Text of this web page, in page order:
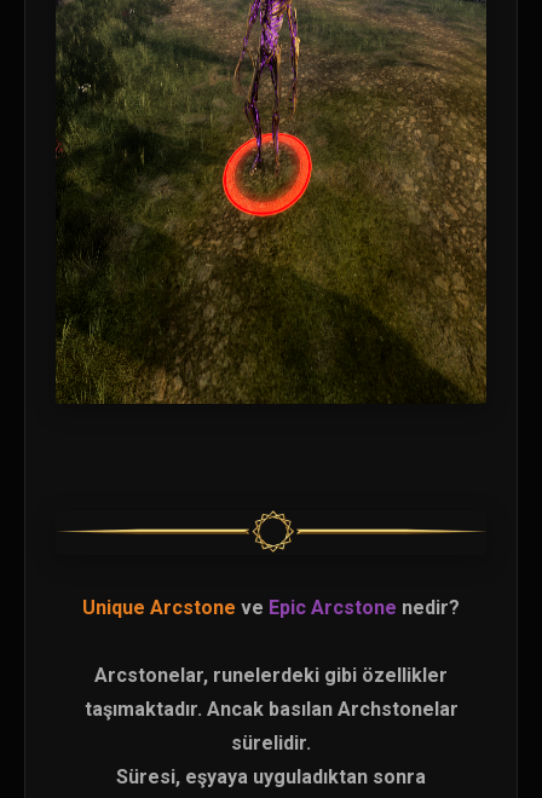
Unique Arcstone ve Epic Arcstone nedir?
Arcstonelar, runelerdeki gibi özellikler
taşımaktadır. Ancak basılan Archstonelar
sürelidir.
Süresi, eşyaya uyguladıktan sonra